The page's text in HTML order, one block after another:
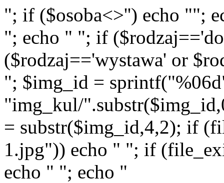
"; if ($osoba<>'') echo "";
"; echo " "; if
($rodzaj=='wystawa' or
"; $img_id =
"img_kul/
= substr($img_id,4,2); if
1.jpg")) echo " "; if
echo " "; echo "